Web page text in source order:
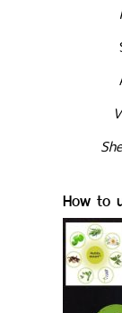
Aloe
How to